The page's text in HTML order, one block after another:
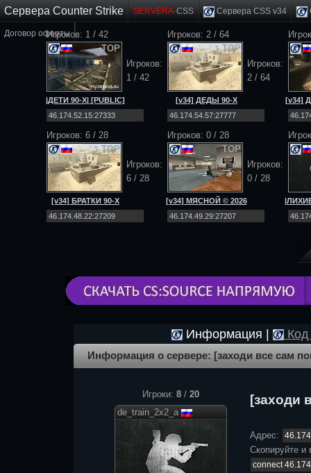
Сервера Counter Strike SERVERA-CSS Сервера CSS v34
Договор офертыИгроков: 1 / 42
TOP
Игроков:
1 / 42
|ДЕТИ 90-Х| [PUBLIC]
[NO-STEAM|v34]
Игроков: 2 / 64
TOP
Игроков:
2 / 64
[v34] ДЕДЫ 90-Х
[Public] 18+
[v34]
Игроков: 6 / 28
TOP
Игроков:
6 / 28
[v34] БРАТКИ 90-Х
[Public] 18+
Игроков: 0 / 28
TOP
Игроков:
0 / 28
[v34] МЯСНОЙ © 2026
[Public] 18+
Информация |
Информация о сервере: [заходи все сам
Игроки: 8/ 20
de_train_2x2_a
[заходи
Адрес:
Скопируйте и